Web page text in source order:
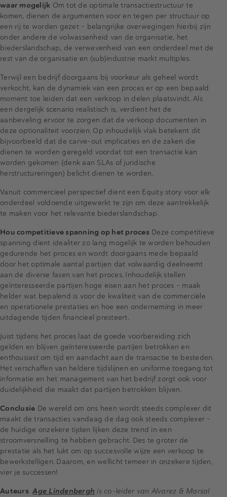
waar mogelijk Om tot de optimale transactiestructuur te
komen, dienen de argumenten voor en tegen per structuur op
een rij te worden gezet - belangrijke overwegingen hierbij zijn
onder andere de volwassenheid van de organisatie, het
biederslandschap, de verwevenheid van een onderdeel met de
rest van de organisatie en (sub)industrie markt multiples.
Terwijl een bedrijf doorgaans bij voorkeur als geheel wordt
verkocht, kan de dynamiek van een proces er op een bepaald
moment toe leiden dat een verkoop in delen plaatsvindt. Als
een dergelijk scenario realistisch is, verdient het de
aanbeveling ervoor te zorgen dat de verkoop documenten in
deze optionaliteit voorzien. Op inhoudelijk vlak betekent dit
bijvoorbeeld dat de carve-out implicaties en de zaken die
dienen te worden geregeld voordat tot een transactie kan
worden gekomen (denk aan SLAs of juridische
herstructureringen) belicht dienen te worden.
Vanuit commercieel perspectief dient een Equity story voor elk
onderdeel voldoende uitgewerkt te zijn om deze aantrekkelijk
te maken voor het relevante biederslandschap.
Hou competitieve spanning op het procesDeze competitieve
spanning dient idealiter zo lang mogelijk te worden behouden
gedurende het proces en wordt doorgaans mede bepaald
door het optimale aantal partijen dat volwaardig deelneemt
aan de diverse fasen van het proces. Inhoudelijk stellen
geïnteresseerde partijen hoge eisen aan het proces – maak
helder wat bepalend is voor de kwaliteit van de commerciële
en operationele prestaties en hoe een onderneming in meer
uitdagende tijden financieel presteert.
Juist tijdens het proces laat de goede voorbereiding zich
gelden en blijven geïnteresseerde partijen betrokken en
enthousiast om tijd en aandacht aan de transactie te besteden.
Het verschaffen van heldere tijdslijnen en uniforme toegang tot
informatie en het management van het bedrijf zorgt ook voor
duidelijkheid die maakt dat partijen betrokken blijven.
Conclusie De wereld om ons heen wordt steeds complexer dit
maakt de transacties vandaag de dag ook steeds complexer –
de huidige onzekere tijden lijken deze trend in een
stroomversnelling te hebben gebracht. Des te groter de
prestatie als het lukt om op succesvolle wijze een verkoop te
bewerkstelligen. Daarom, en wellicht temeer in onzekere tijden,
vier je successen!
Auteurs Age Lindenbergh is co-leider van Alvarez & Marsal